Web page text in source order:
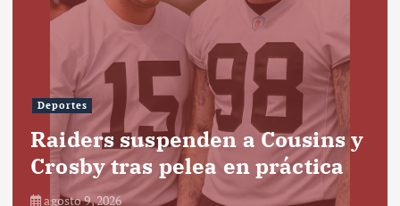
Deportes
Raiders suspenden a Cousins y
Crosby tras pelea en práctica
agosto 9, 2026